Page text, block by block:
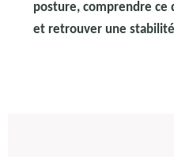
posture, comprendre ce
et retrouver une